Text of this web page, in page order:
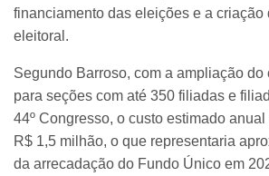
financiamento das eleições e a criação
eleitoral.
Segundo Barroso, com a ampliação do
para seções com até 350 filiadas e
44º Congresso, o custo estimado
R$ 1,5 milhão, o que representaria
da arrecadação do Fundo Único em